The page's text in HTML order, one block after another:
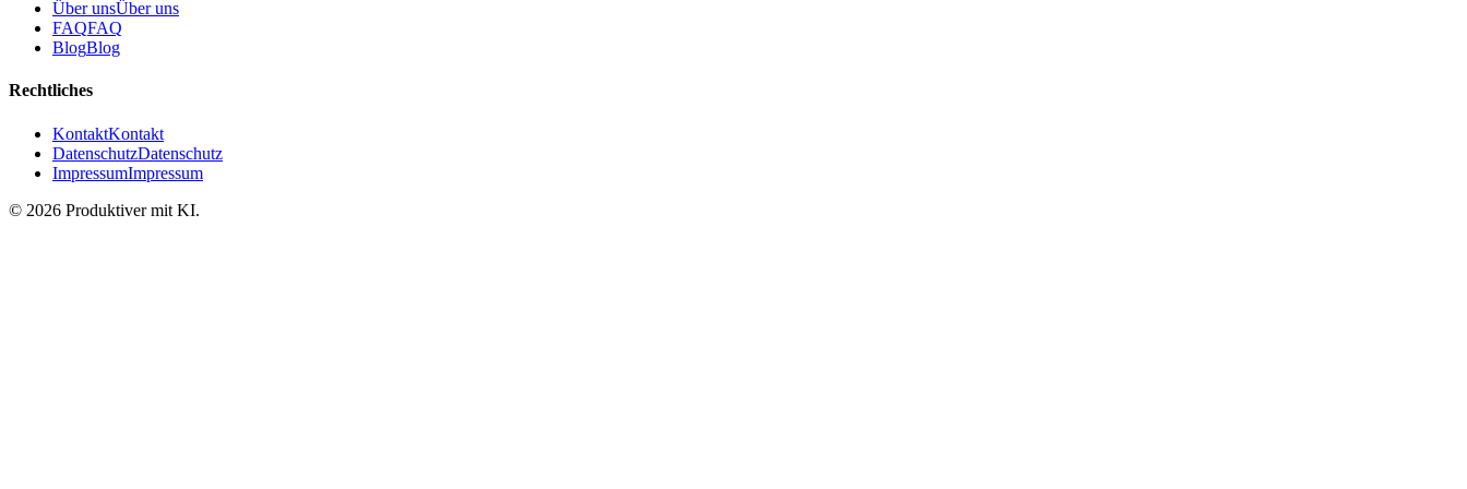
Über unsÜber uns
FAQFAQ
BlogBlog
Rechtliches
KontaktKontakt
DatenschutzDatenschutz
ImpressumImpressum
© 2026 Produktiver mit KI.